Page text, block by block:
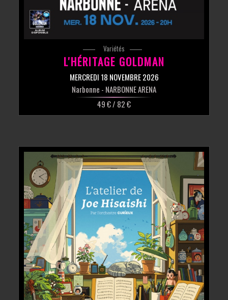
Variétés
L'HÉRITAGE GOLDMAN
MERCREDI 18 NOVEMBRE 2026
Narbonne - NARBONNE ARENA
49 € / 82 €